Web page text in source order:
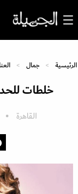
الرئيسية جمال
خلطات
القاهرة